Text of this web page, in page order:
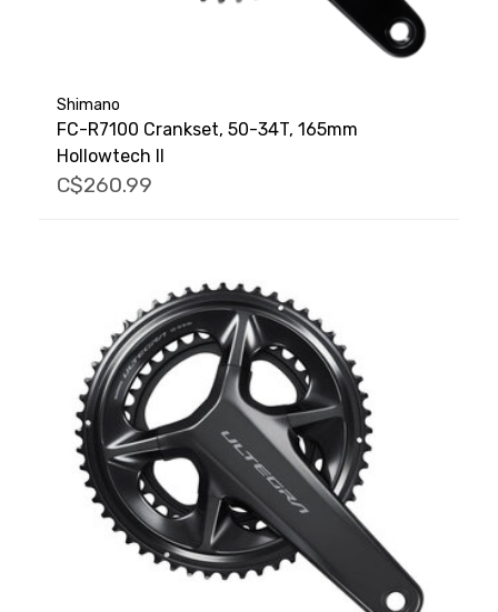
Shimano
FC-R7100 Crankset, 50-34T, 165mm
Hollowtech II
C$260.99